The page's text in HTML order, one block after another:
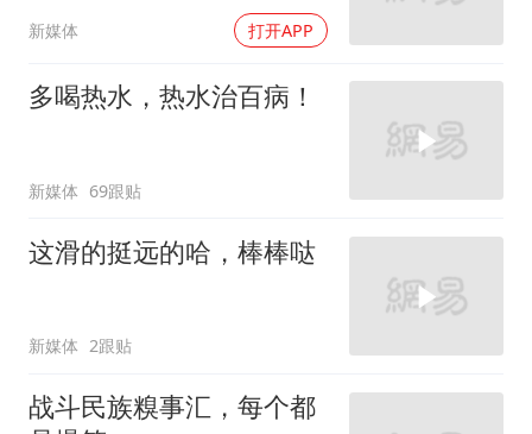
新媒体 打开APP
多喝热水，热水治百病！
新媒体 69跟贴
这滑的挺远的哈，棒棒哒
新媒体 2跟贴
战斗民族糗事汇，每个都